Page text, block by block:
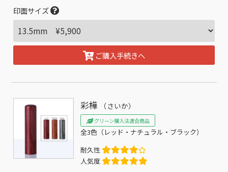
印面サイズ
ご購入手続きへ
彩樺 （さいか）
グリーン購入法適合商品
全3色（レッド・ナチュラル・ブラック）
耐久性
人気度